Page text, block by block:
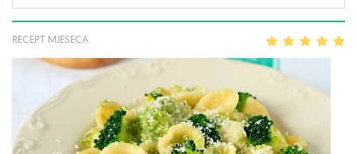
RECEPT MJESECA 2 3 4